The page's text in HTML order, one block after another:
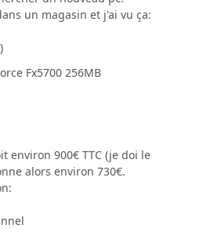
un magasin et j'ai vu ça:
)
Fx5700 256MB
environ 900€ TTC (je doi le
alors environ 730€.